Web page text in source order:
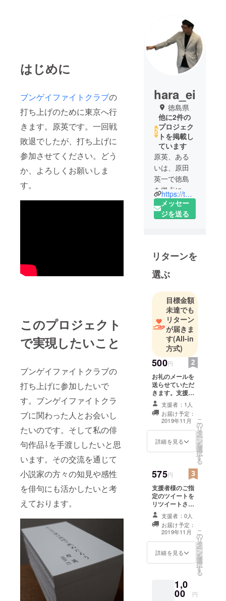
はじめに
ブンゲイファイトクラブの
打ち上げのために東京へ行
きます。原英です。一回戦
敗退でしたが、打ち上げに
参加させてください。どう
か、よろしくお願いしま
す。
このプロジェクト
で実現したいこと
ブンゲイファイトクラブの
打ち上げに参加したいで
す。ブンゲイファイトクラ
ブに関わった人とお会いし
たいのです。そして私の俳
句作品⇩を手渡ししたいと思
います。その交流を通じて
小説家の方々の知見や感性
を俳句にも活かしたいと考
えております。
hara_ei
徳島県
他に2件の
プロジェク
トを掲載し
ています
原英、ある
いは、原田
英一で徳島
を拠点に活
動しており
ます。
同人誌
「奎」、徳
島文学協会
の「徳島文
學」にて作
品を発表し
ておりま
す。関西現
代俳句協会
の青年部HP
や、商業誌
としては俳
句界2019年6
月号に句が
掲載されて
おります。
俳誌協会新
2019年ブン
ゲイファイ
トクラブ本
戦出場。第
十回北斗賞
佳作。
モットー：
へ、素直さ
積極的受身
https://twitter.com/575or57577
メッセー
ジを送る
リターンを
選ぶ
目標金額
未達でも
リターン
が届きま
す(All-in
方式)
500円
お礼のメールを
送らせていただ
きます。支援者
様本人のGmail
が受信できるア
ドレスの記入を
お願いします。
支援者：1人
お届け予定：
2019年11月
詳細を見る
こ
の
リ
タ
ー
ン
を
選
択
す
る
575円
支援者様のご指
定のツイートを
リツイートさせ
ていださきま
す。ツイートは
支援者様本人の
ツイートに限り
ます。ブンゲイ
ファイトクラブ
支援者：0人
お届け予定：
2019年11月
詳細を見る
こ
の
リ
タ
ー
ン
を
選
択
す
る
1,0
00 円